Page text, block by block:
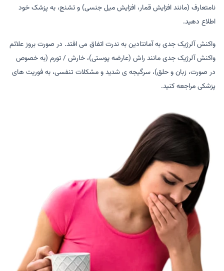
نامتعارف (مانند افزایش قمار، افزایش میل جنسی) و تشنج، به پزشک خود
اطلاع دهید.
واکنش آلرژیک جدی به آمانتادین به ندرت اتفاق می افتد. در صورت بروز علائم
واکنش آلرژیک جدی مانند راش (عارضه پوستی)، خارش / تورم (به خصوص
در صورت، زبان و حلق)، سرگیجه ی شدید و مشکلات تنفسی، به فوریت های
پزشکی مراجعه کنید.